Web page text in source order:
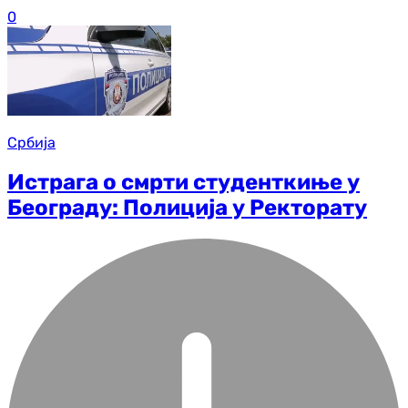
0
Србија
Истрага о смрти студенткиње у
Београду: Полиција у Ректорату